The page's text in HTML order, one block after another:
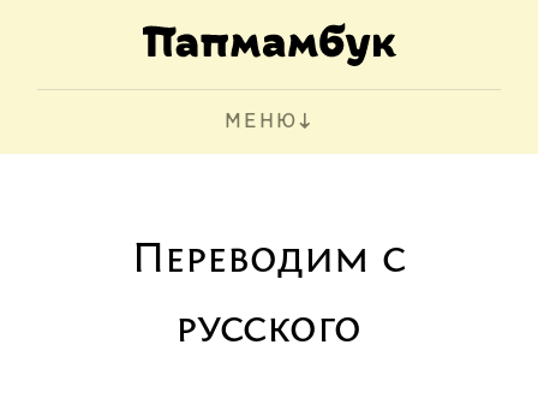
МЕНЮ
Переводим с
русского